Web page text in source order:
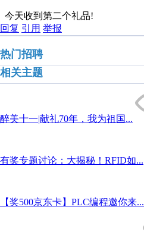
今天收到第二个礼品!
回复 引用 举报
热门招聘
相关主题
醉美十一|献礼70年，我为祖国...
有奖专题讨论：大揭秘！RFID如...
【奖500京东卡】PLC编程邀你来...